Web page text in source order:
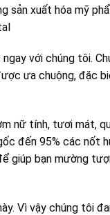
xuất hóa mỹ
với chúng tôi.
ưa chuộng, đặc
nữ tính, tươi mát,
đến 95% các nốt
giúp bạn mường
Vì vậy chúng tôi